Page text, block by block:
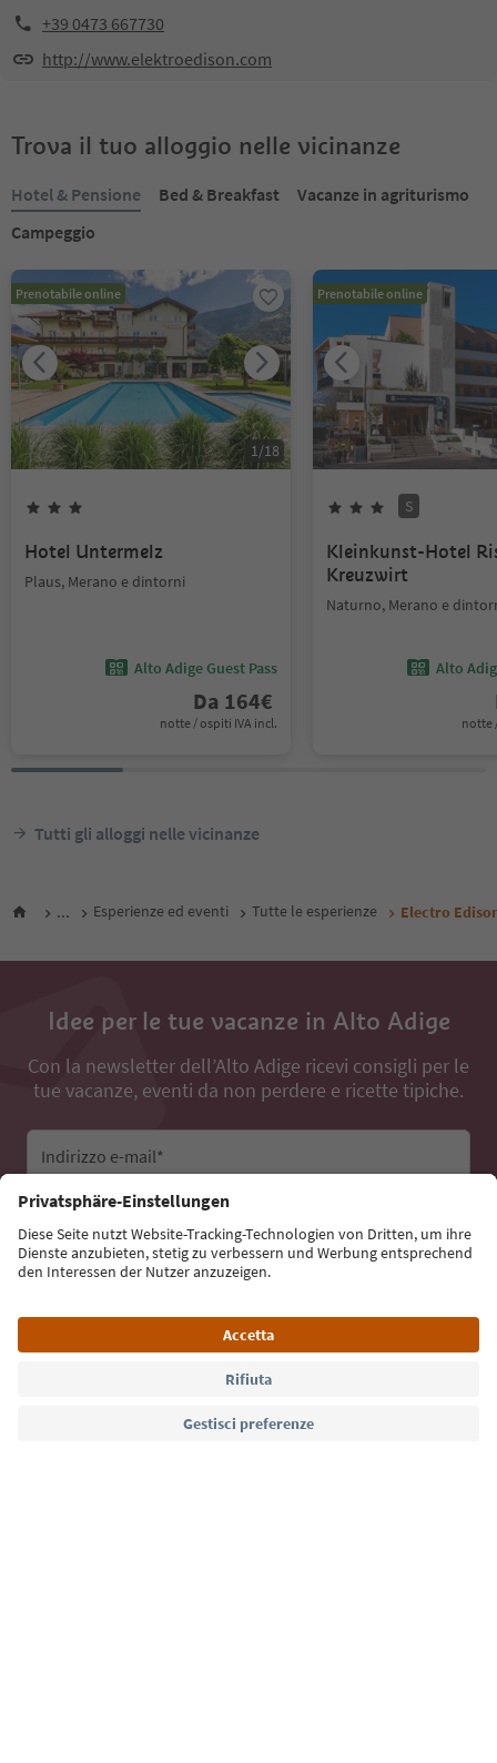
+39 0473 667730
http://www.elektroedison.com
Trova il tuo alloggio nelle vicinanze
Hotel & Pensione Bed & Breakfast
Vacanze in agriturismo
Campeggio
Prenotabile online
1/18
Hotel Untermelz
Plaus, Merano e dintorni
Alto Adige Guest Pass
Da 164€
notte / ospiti IVA incl.
Prenotabile online
S
Kleinkunst-Hotel
Kreuzwirt
Naturno, Merano e
Alto
notte
Tutti gli alloggi nelle vicinanze
... Esperienze ed eventi Tutte le esperienze Electro
Idee per le tue vacanze in Alto Adige
Con la newsletter dell’Alto Adige ricevi consigli per le
tue vacanze, eventi da non perdere e ricette tipiche.
Indirizzo e-mail*
Iscriviti alla newsletter